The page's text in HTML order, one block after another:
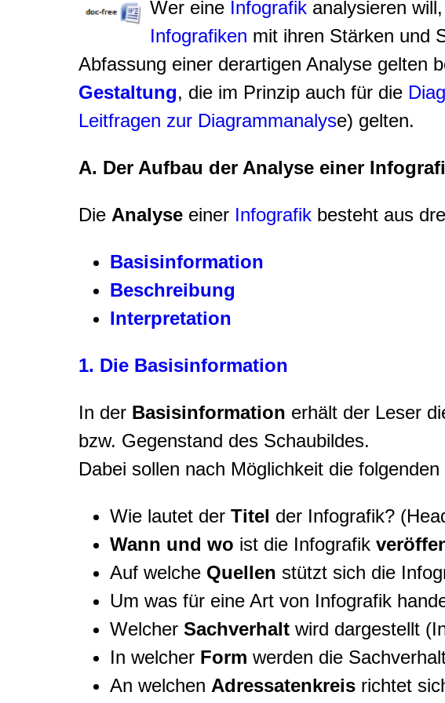
Wer eine Infografik analysieren
Infografiken mit ihren Stärken und
Abfassung einer derartigen Analyse gelten
Gestaltung, die im Prinzip auch für die
Leitfragen zur Diagrammanalyse) gelten.
A. Der Aufbau der Analyse einer
Die Analyse einer Infografik besteht aus
Basisinformation
Beschreibung
Interpretation
1. Die Basisinformation
In der Basisinformation erhält der Leser
bzw. Gegenstand des Schaubildes.
Dabei sollen nach Möglichkeit die
Wie lautet der Titel der Infografik?
Wann und wo ist die Infografik
Auf welche Quellen stützt sich die
Um was für eine Art von Infografik
Welcher Sachverhalt wird dargestellt
In welcher Form werden die
An welchen Adressatenkreis richtet